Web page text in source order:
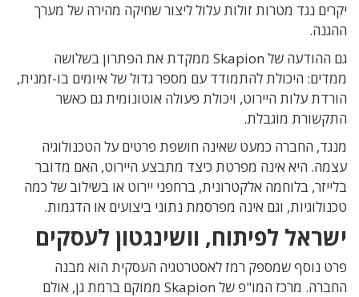
יקרים נגד מטרות זולות עלול ליצור שחיקה מהירה של מערך
ההגנה.
גם ההודעה של Skapion ממקדת את הפתרון בשלושה
ממדים: היכולת להתמודד עם מספר גדול של איומים בו-זמנית,
הורדת עלות היירוט, ויכולת פעולה אוטונומית גם כאשר
התקשורת מוגבלת.
מנגד, החברה כמעט שאינה חושפת פרטים על הטכנולוגיה
עצמה. היא אינה מפרטת כיצד מתבצע היירוט, האם מדובר
בלייזר, בלוחמה אלקטרונית, ברחפני יירוט או בשילוב של כמה
טכנולוגיות, וגם אינה מפרסמת נתוני ביצועים או הדגמות.
ישראל לפיתוח, וושינגטון לעסקים
פרט נוסף שמספק רמז לאסטרטגיה העסקית הוא מבנה
החברה. מרכז המו"פ של Skapion ממוקם ברמת גן, אולם